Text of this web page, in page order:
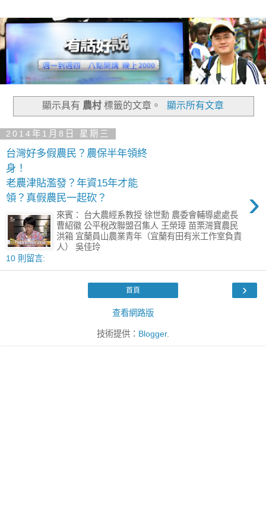
顯示具有 農村標籤的文章。 顯示所有文章
2014年1月8日 星期三
台灣好多假農民？農保半年領終
身！
老農津貼濫發？年資15年才能
領？真假農民一起砍？
›
來賓： 台大農經系教授 徐世勳 農委會輔導處處長
曹紹徽 公平稅改聯盟召集人 王榮璋 苗栗灣寶農民
洪箱 宜蘭員山農業青年（宜蘭有田有米工作室負責
人） 吳佳玲
10 則留言:
›
首頁
查看網路版
技術提供： Blogger.